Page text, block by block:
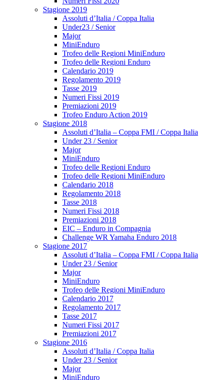
Stagione 2019
Assoluti d’Italia / Coppa Italia
Under23 / Senior
Major
MiniEnduro
Trofeo delle Regioni MiniEnduro
Trofeo delle Regioni Enduro
Calendario 2019
Regolamento 2019
Tasse 2019
Numeri Fissi 2019
Premiazioni 2019
Trofeo Enduro Action 2019
Stagione 2018
Assoluti d’Italia – Coppa FMI / Coppa Italia
Under 23 / Senior
Major
MiniEnduro
Trofeo delle Regioni Enduro
Trofeo delle Regioni MiniEnduro
Calendario 2018
Regolamento 2018
Tasse 2018
Numeri Fissi 2018
Premiazioni 2018
EIC – Enduro in Compagnia
Challenge WR Yamaha Enduro 2018
Stagione 2017
Assoluti d’Italia – Coppa FMI / Coppa Italia
Under 23 / Senior
Major
MiniEnduro
Trofeo delle Regioni MiniEnduro
Calendario 2017
Regolamento 2017
Tasse 2017
Numeri Fissi 2017
Premiazioni 2017
Stagione 2016
Assoluti d’Italia / Coppa Italia
Under 23 / Senior
Major
MiniEnduro